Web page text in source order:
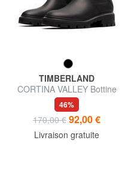
TIMBERLAND
CORTINA VALLEY Bottine
Chelsea en cuir
46%
170,00 € 92,00 €
Livraison gratuite